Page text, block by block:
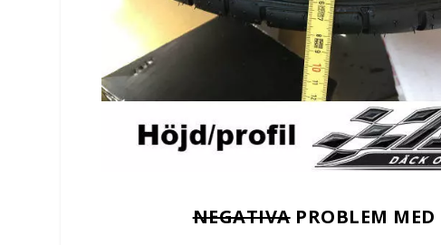
NEGATIVAPROBLEM MED